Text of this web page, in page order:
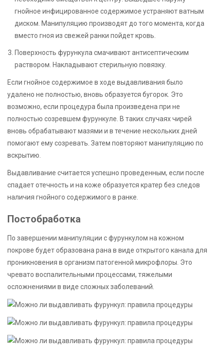
гнойное инфицированное содержимое устраняют ватным
диском. Манипуляцию производят до того момента, когда
вместо гноя из свежей ранки пойдет кровь.
Поверхность фурункула смачивают антисептическим
раствором. Накладывают стерильную повязку.
Если гнойное содержимое в ходе выдавливания было
удалено не полностью, вновь образуется бугорок. Это
возможно, если процедура была произведена при не
полностью созревшем фурункуле. В таких случаях чирей
вновь обрабатывают мазями и в течение нескольких дней
помогают ему созревать. Затем повторяют манипуляцию по
вскрытию.
Выдавливание считается успешно проведенным, если после
спадает отечность и на коже образуется кратер без следов
наличия гнойного содержимого в ранке.
Постобработка
По завершении манипуляции с фурункулом на кожном
покрове будет образована рана в виде открытого канала для
проникновения в организм патогенной микрофлоры. Это
чревато воспалительными процессами, тяжелыми
осложнениями в виде сложных заболеваний.